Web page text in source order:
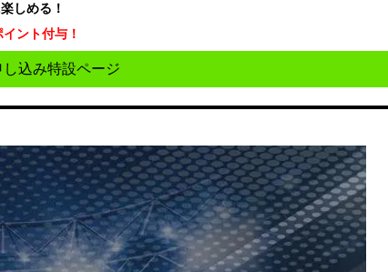
しめる！
ント付与！
し込み特設ページ